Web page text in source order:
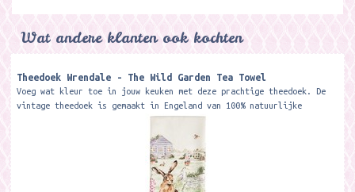
Wat andere klanten ook kochten
Theedoek Wrendale - The Wild Garden Tea Towel
Voeg wat kleur toe in jouw keuken met deze prachtige theedoek. De
vintage theedoek is gemaakt in Engeland van 100% natuurlijke